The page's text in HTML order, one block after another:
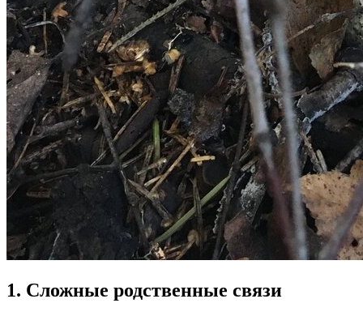
1. Сложные родственные связи